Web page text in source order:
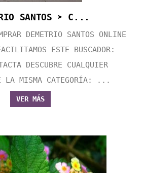
SANTOS ➤ C...
DEMETRIO SANTOS ONLINE
ESTE BUSCADOR:
DESCUBRE CUALQUIER
LA MISMA CATEGORÍA: ...
VER MÁS